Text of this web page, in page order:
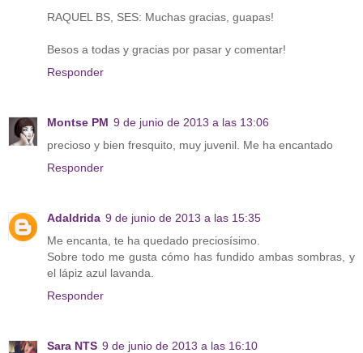
RAQUEL BS, SES: Muchas gracias, guapas!
Besos a todas y gracias por pasar y comentar!
Responder
Montse PM 9 de junio de 2013 a las 13:06
precioso y bien fresquito, muy juvenil. Me ha encantado
Responder
Adaldrida 9 de junio de 2013 a las 15:35
Me encanta, te ha quedado preciosísimo.
Sobre todo me gusta cómo has fundido ambas sombras, y
el lápiz azul lavanda.
Responder
Sara NTS 9 de junio de 2013 a las 16:10